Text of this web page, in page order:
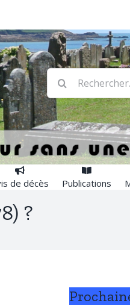
Rechercher:
de décès Publications
?